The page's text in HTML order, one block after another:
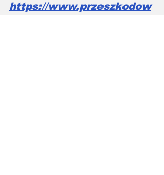
https://www.przeszkodow